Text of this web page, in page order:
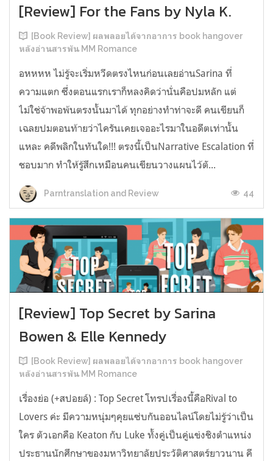
[Review] For the Fans by Nyla K.
[Book Review] ผลพลอยได้จากอาการ book hangover
หลังอ่านสารพัน MM Romance
อหหหห ไม่รู้จะเริ่มหวีดตรงไหนก่อนเลยอ่านSarina ที่
ความแตก ซึ่งตอนแรกเราก็หลงคิดว่านั่นคือปมหลัก แต่
ไม่ใช่จ้าพอพ้นตรงนั้นมาได้ ทุกอย่างทำท่าจะดี คนเขียนก็
เฉลยปมตอนท้ายว่าไครันเคยเจออะไรมาในอดีตเท่านั้น
แหละ คดีพลิกในทันใด!!! ตรงนี้เป็นNarrative Escalation ที่
ชอบมาก ทำให้รู้สึกเหมือนคนเขียนวางแผนไว้ตั...
Parntranslation and Review 44
[Review] Top Secret by Sarina
Bowen & Elle Kennedy
[Book Review] ผลพลอยได้จากอาการ book hangover
หลังอ่านสารพัน MM Romance
เรื่องย่อ (+สปอยล์) : Top Secret โทรปเรื่องนี้คือRival to
Lovers ค่ะ มีความหนุ่มๆคุยแซ่บกันออนไลน์โดยไม่รู้ว่าเป็น
ใคร ตัวเอกคือ Keaton กับ Luke ทั้งคู่เป็นคู่แข่งชิงตำแหน่ง
ประธานนักศึกษาของมหาวิทยาลัยประวัติศาสตร์ยาวนาน คี